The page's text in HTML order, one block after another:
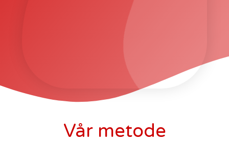
Vår metode